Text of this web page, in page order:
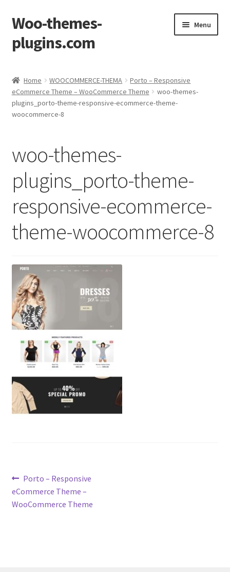
Skip
to
navigation
Skip
to
content
Woo-themes-
plugins.com
Menu
Home WOOCOMMERCE-THEMA
Porto – Responsive
eCommerce Theme – WooCommerce Theme
woo-themes-
plugins_porto-theme-responsive-ecommerce-theme-
woocommerce-8
woo-themes-
plugins_porto-theme-
responsive-ecommerce-
theme-woocommerce-8
Post
navigation
Previous
post:
Porto – Responsive
eCommerce Theme –
WooCommerce Theme